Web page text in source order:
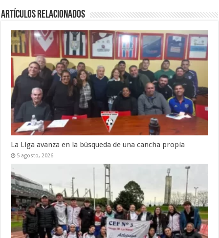
Artículos Relacionados
La Liga avanza en la búsqueda de una cancha propia
5 agosto, 2026